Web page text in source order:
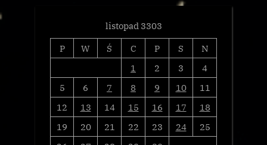
listopad 3303
P
W Ś C P S
N
1
2 3
4
5
6 7 8 9 10
11
12
13 14 15 16 17
18
19
20 21 22 23 24
25